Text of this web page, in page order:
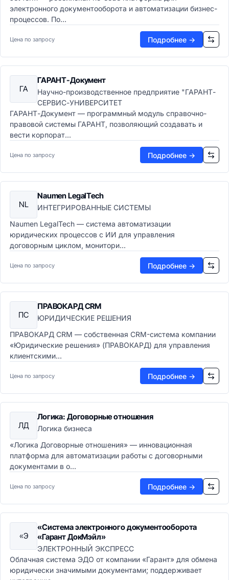
электронного документооборота и автоматизации бизнес-
процессов. По...
Цена по запросу Подробнее →
ГА
ГАРАНТ-Документ
Научно-производственное предприятие "ГАРАНТ-
СЕРВИС-УНИВЕРСИТЕТ
ГАРАНТ-Документ — программный модуль справочно-
правовой системы ГАРАНТ, позволяющий создавать и
вести корпорат...
Цена по запросу Подробнее →
NL
Naumen LegalTech
ИНТЕГРИРОВАННЫЕ СИСТЕМЫ
Naumen LegalTech — система автоматизации
юридических процессов с ИИ для управления
договорным циклом, монитори...
Цена по запросу Подробнее →
ПC
ПРАВОКАРД CRM
ЮРИДИЧЕСКИЕ РЕШЕНИЯ
ПРАВОКАРД CRM — собственная CRM-система компании
«Юридические решения» (ПРАВОКАРД) для управления
клиентскими...
Цена по запросу Подробнее →
ЛД
Логика: Договорные отношения
Логика бизнеса
«Логика Договорные отношения» — инновационная
платформа для автоматизации работы с договорными
документами в о...
Цена по запросу Подробнее →
«Э
«Система электронного документооборота
«Гарант ДокМэйл»
ЭЛЕКТРОННЫЙ ЭКСПРЕСС
Облачная система ЭДО от компании «Гарант» для обмена
юридически значимыми документами; поддерживает